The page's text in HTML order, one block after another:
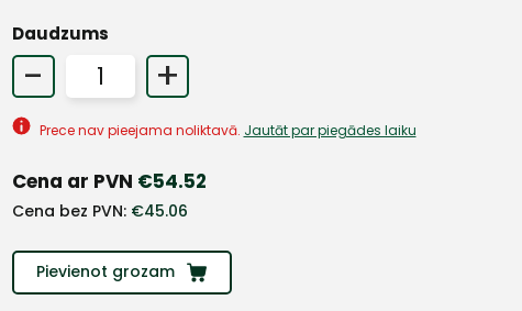
Daudzums
- +
Prece nav pieejama noliktavā. Jautāt par piegādes laiku
Cena ar PVN €54.52
Cena bez PVN: €45.06
Pievienot grozam